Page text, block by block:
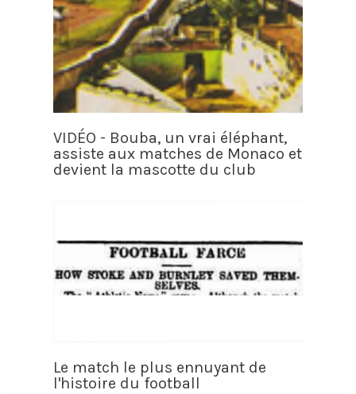
VIDÉO - Bouba, un vrai éléphant,
assiste aux matches de Monaco et
devient la mascotte du club
Le match le plus ennuyant de
l'histoire du football